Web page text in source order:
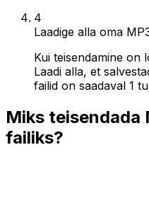
4
Laadige alla oma
Kui teisendamine on
Laadi alla, et
failid on saadaval 1
Miks teisendada
failiks?